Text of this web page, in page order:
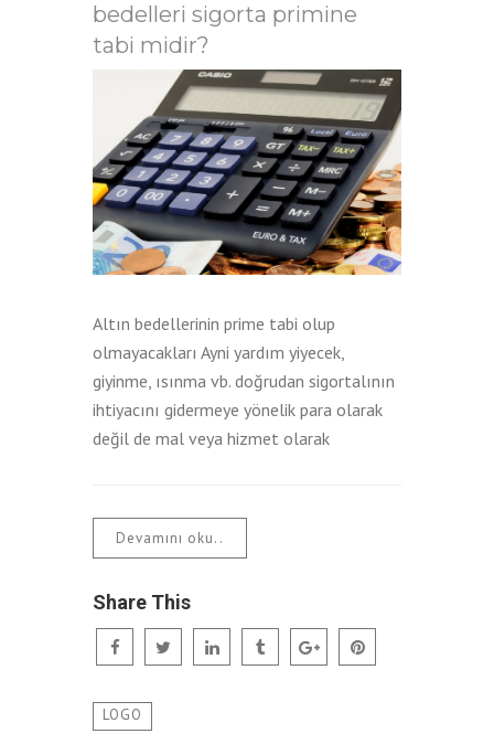
bedelleri sigorta primine
tabi midir?
Altın bedellerinin prime tabi olup
olmayacakları Ayni yardım yiyecek,
giyinme, ısınma vb. doğrudan sigortalının
ihtiyacını gidermeye yönelik para olarak
değil de mal veya hizmet olarak
Devamını oku..
Share This
LOGO